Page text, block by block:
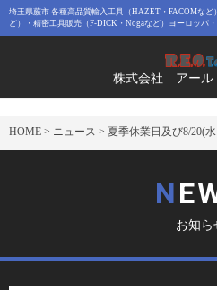
埼玉県蕨市 各種高品質輸入工具（HAZET・FACOMな
ど）・精密工具販売（F-DICK・Nogaなど）ヨーロッパ
株式会社 アール
HOME > ニュース > 夏季休業日及び8/20(
お知ら